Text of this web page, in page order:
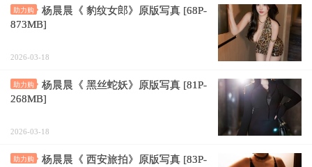
助力购
杨晨晨《 豹纹女郎》原版写真 [68P-
873MB]
2026-03-18
助力购
杨晨晨《 黑丝蛇妖》原版写真 [81P-
268MB]
2026-03-18
助力购
杨晨晨《 西安旅拍》原版写真 [83P-